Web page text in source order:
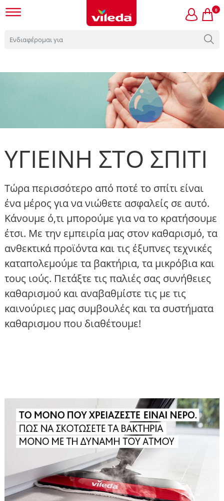
0
ΥΓΙΕΙΝΗ ΣΤΟ ΣΠΙΤΙ
Τώρα περισσότερο από ποτέ το σπίτι είναι
ένα μέρος για να νιώθετε ασφαλείς σε αυτό.
Κάνουμε ό,τι μπορούμε για να το κρατήσουμε
έτσι. Με την εμπειρία μας στον καθαρισμό, τα
ανθεκτικά προϊόντα και τις έξυπνες τεχνικές
καταπολεμούμε τα βακτήρια, τα μικρόβια και
τους ιούς. Πετάξτε τις παλιές σας συνήθειες
καθαρισμού και αναβαθμίστε τις με τις
καινούριες μας συμβουλές και τα συστήματα
καθαρισμου που διαθέτουμε!